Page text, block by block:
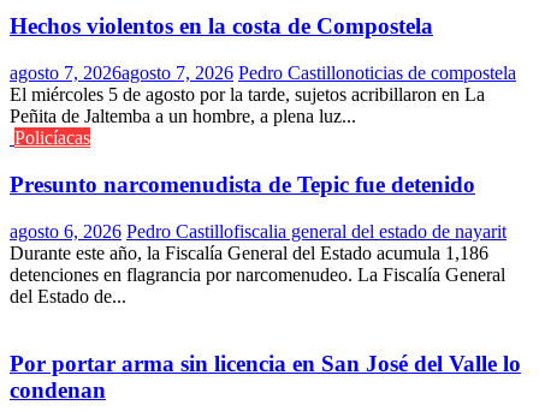
Hechos violentos en la costa de Compostela
agosto 7, 2026agosto 7, 2026 Pedro Castillonoticias de compostela
El miércoles 5 de agosto por la tarde, sujetos acribillaron en La
Peñita de Jaltemba a un hombre, a plena luz...
Policíacas
Presunto narcomenudista de Tepic fue detenido
agosto 6, 2026 Pedro Castillofiscalia general del estado de nayarit
Durante este año, la Fiscalía General del Estado acumula 1,186
detenciones en flagrancia por narcomenudeo. La Fiscalía General
del Estado de...
Por portar arma sin licencia en San José del Valle lo
condenan